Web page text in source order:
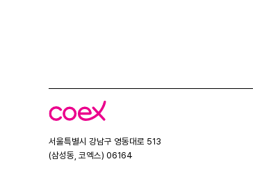
코
엑
서울특별시 강남구 영동대로 513
(삼성동, 코엑스) 06164